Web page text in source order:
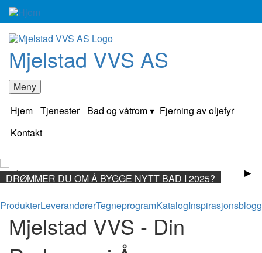
Mjelstad VVS AS
Meny
Hjem Tjenester Bad og våtrom
Fjerning av oljefyr
Kontakt
DRØMMER DU OM Å BYGGE NYTT BAD I 2025?
ProdukterLeverandørerTegneprogramKatalogInspirasjonsblogg
Mjelstad VVS - Din